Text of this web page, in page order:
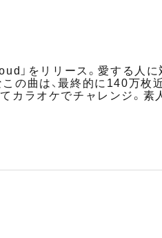
」をリリース。愛する人
の曲は、最終的に140万枚
カラオケでチャレンジ。